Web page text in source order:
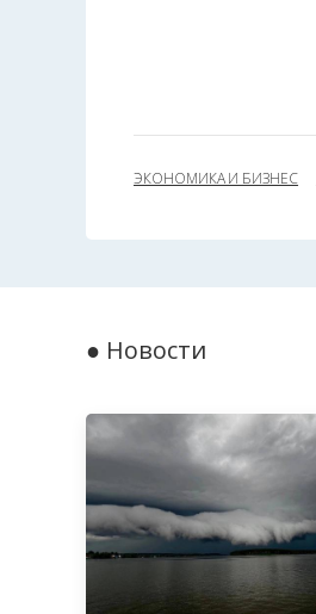
ЭКОНОМИКА И БИЗНЕС
● Новости